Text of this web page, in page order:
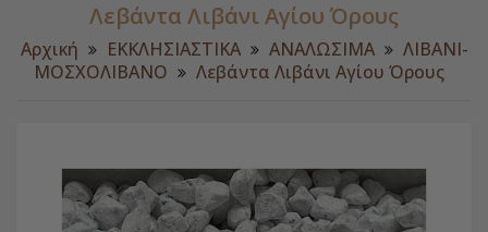
Λεβάντα Λιβάνι Αγίου Όρους
Αρχική ΕΚΚΛΗΣΙΑΣΤΙΚΑ ΑΝΑΛΩΣΙΜΑ
ΛΙΒΑΝΙ-
ΜΟΣΧΟΛΙΒΑΝΟ
Λεβάντα Λιβάνι Αγίου Όρους